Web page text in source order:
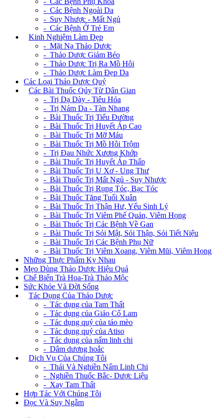
- Các Bệnh Ngoài Da
- Suy Nhược - Mất Ngủ
- Các Bệnh Ở Trẻ Em
Kinh Nghiệm Làm Đẹp
- Mặt Nạ Thảo Dược
- Thảo Dược Giảm Béo
- Thảo Dược Trị Ra Mồ Hôi
- Thảo Dược Làm Đẹp Da
Các Loại Thảo Dược Quý
Các Bài Thuốc Qúy Từ Dân Gian
- Trị Dạ Dày - Tiêu Hóa
- Trị Nám Da - Tàn Nhang
- Bài Thuốc Trị Tiểu Đường
- Bài Thuốc Trị Huyết Áp Cao
- Bài Thuốc Trị Mỡ Máu
- Bài Thuốc Trị Mồ Hôi Trộm
- Trị Đau Nhức Xương Khớp
- Bài Thuốc Trị Huyết Áp Thấp
- Bài Thuốc Trị U Xơ - Ung Thư
- Bài Thuốc Trị Mất Ngủ - Suy Nhược
- Bài Thuốc Trị Rụng Tóc, Bạc Tóc
- Bài Thuốc Tăng Tuổi Xuân
- Bài Thuốc Trị Thận Hư, Yếu Sinh Lý
- Bài Thuốc Trị Viêm Phế Quản, Viêm Họng
- Bài Thuốc Trị Các Bệnh Về Gan
- Bài Thuốc Trị Sỏi Mật, Sỏi Thận, Sỏi Tiết Niệu
- Bài Thuốc Trị Các Bệnh Phụ Nữ
- Bài Thuốc Trị Viêm Xoang, Viêm Mũi, Viêm Họng
Những Thực Phẩm Kỵ Nhau
Mẹo Dùng Thảo Dược Hiệu Quả
Chế Biến Trà Hoa-Trà Thảo Mộc
Sức Khỏe Và Đời Sống
Tác Dụng Của Thảo Dược
- Tác dụng của Tam Thất
- Tác dụng của Giảo Cổ Lam
- Tác dụng quý của táo mèo
- Tác dụng quý của Atiso
- Tác dụng của nấm linh chi
- Dâm dương hoắc
Dịch Vụ Của Chúng Tôi
- Thái Và Nghiền Nấm Linh Chi
- Nghiền Thuốc Bắc- Dược Liệu
- Xay Tam Thất
Hợp Tác Với Chúng Tôi
Đọc Và Suy Ngẫm